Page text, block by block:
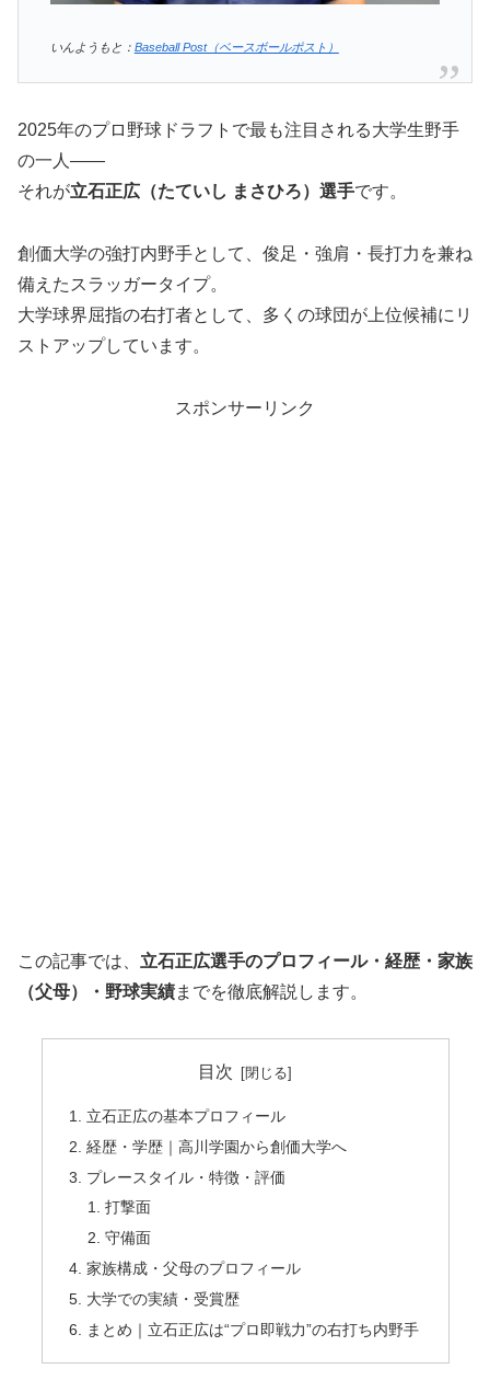
いんようもと： Baseball Post（ベースボールポスト）
2025年のプロ野球ドラフトで最も注目される大学生野手
の一人――
それが立石正広（たていし まさひろ）選手です。
創価大学の強打内野手として、俊足・強肩・長打力を兼ね
備えたスラッガータイプ。
大学球界屈指の右打者として、多くの球団が上位候補にリ
ストアップしています。
スポンサーリンク
この記事では、 立石正広選手のプロフィール・経歴・家族
（父母）・野球実績までを徹底解説します。
目次
立石正広の基本プロフィール
経歴・学歴｜高川学園から創価大学へ
プレースタイル・特徴・評価
打撃面
守備面
家族構成・父母のプロフィール
大学での実績・受賞歴
まとめ｜立石正広は“プロ即戦力”の右打ち内野手